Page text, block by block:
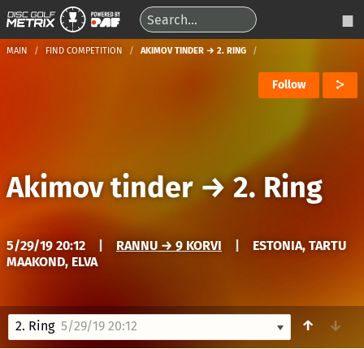
MAIN FIND COMPETITION AKIMOV TINDER → 2. RING
Follow
Akimov tinder →2. Ring
5/29/19 20:12 RANNU → 9 KORVI
ESTONIA, TARTU
MAAKOND, ELVA
2. Ring5/29/19 20:12 ↑ ↓